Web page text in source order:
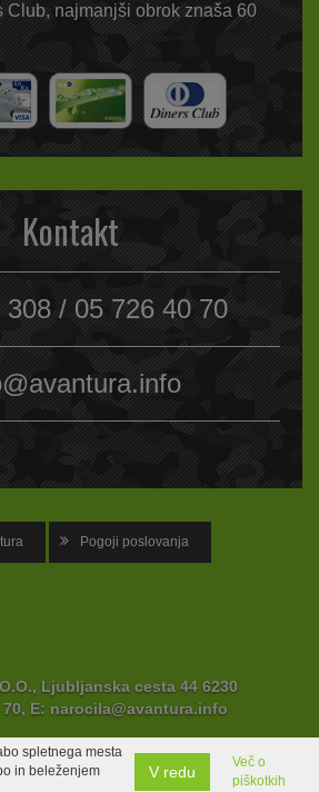
Club, najmanjši obrok znaša 60
Kontakt
308 / 05 726 40 70
Pogoji poslovanja
Ljubljanska cesta 44 6230
E: narocila@avantura.info
spletnega mesta
in beleženjem
V redu
Več o
piškotkih